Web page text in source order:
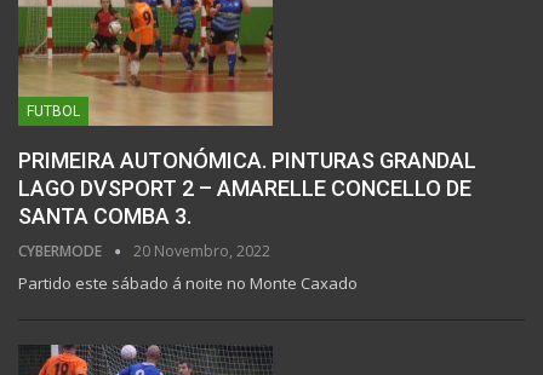
FUTBOL
PRIMEIRA AUTONÓMICA. PINTURAS GRANDAL
LAGO DVSPORT 2 – AMARELLE CONCELLO DE
SANTA COMBA 3.
CYBERMODE 20 Novembro, 2022
Partido este sábado á noite no Monte Caxado